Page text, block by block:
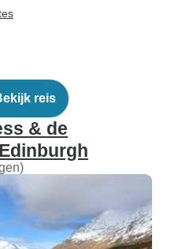
reis
& de